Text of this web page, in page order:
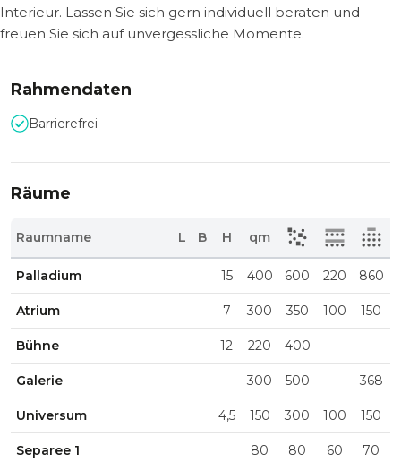
Interieur. Lassen Sie sich gern individuell beraten und
freuen Sie sich auf unvergessliche Momente.
Rahmendaten
Barrierefrei
Räume
Raumname L B H qm
Palladium 15 400 600 220 860
Atrium 7 300 350 100 150
Bühne 12 220 400
Galerie 300 500 368
Universum 4,5 150 300 100 150
Separee 1 80 80 60 70